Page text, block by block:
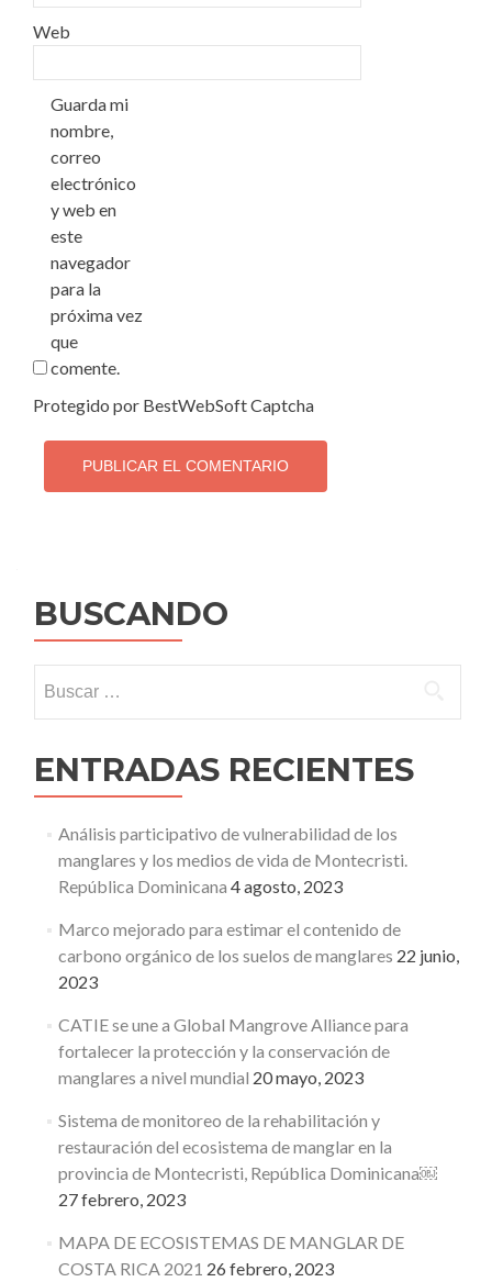
Web
Guarda mi
nombre,
correo
electrónico
y web en
este
navegador
para la
próxima vez
que
comente.
Protegido por BestWebSoft Captcha
BUSCANDO
ENTRADAS RECIENTES
Análisis participativo de vulnerabilidad de los
manglares y los medios de vida de Montecristi.
República Dominicana 4 agosto, 2023
Marco mejorado para estimar el contenido de
carbono orgánico de los suelos de manglares 22 junio,
2023
CATIE se une a Global Mangrove Alliance para
fortalecer la protección y la conservación de
manglares a nivel mundial 20 mayo, 2023
Sistema de monitoreo de la rehabilitación y
restauración del ecosistema de manglar en la
provincia de Montecristi, República Dominicana￼
27 febrero, 2023
MAPA DE ECOSISTEMAS DE MANGLAR DE
COSTA RICA 2021 26 febrero, 2023